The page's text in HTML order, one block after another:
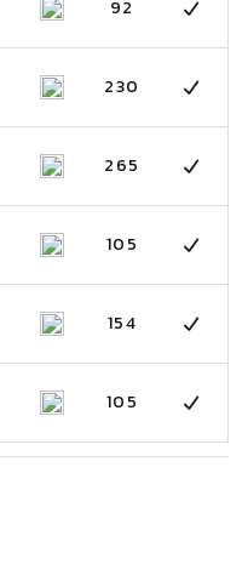
92
230
265
105
154
105